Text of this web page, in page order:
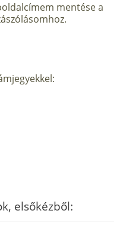
mentése a
elsőkézből: